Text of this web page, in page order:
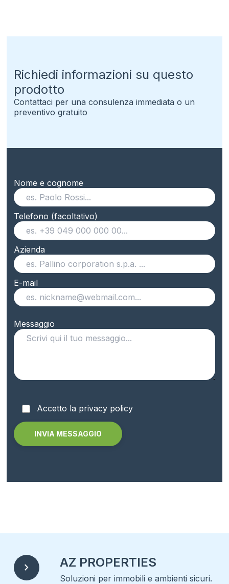
Richiedi informazioni su questo
prodotto
Contattaci per una consulenza immediata o un
preventivo gratuito
Nome e cognome
Telefono (facoltativo)
Azienda
E-mail
Messaggio
Accetto la privacy policy
chevron_right AZ PROPERTIES
Soluzioni per immobili e ambienti sicuri.